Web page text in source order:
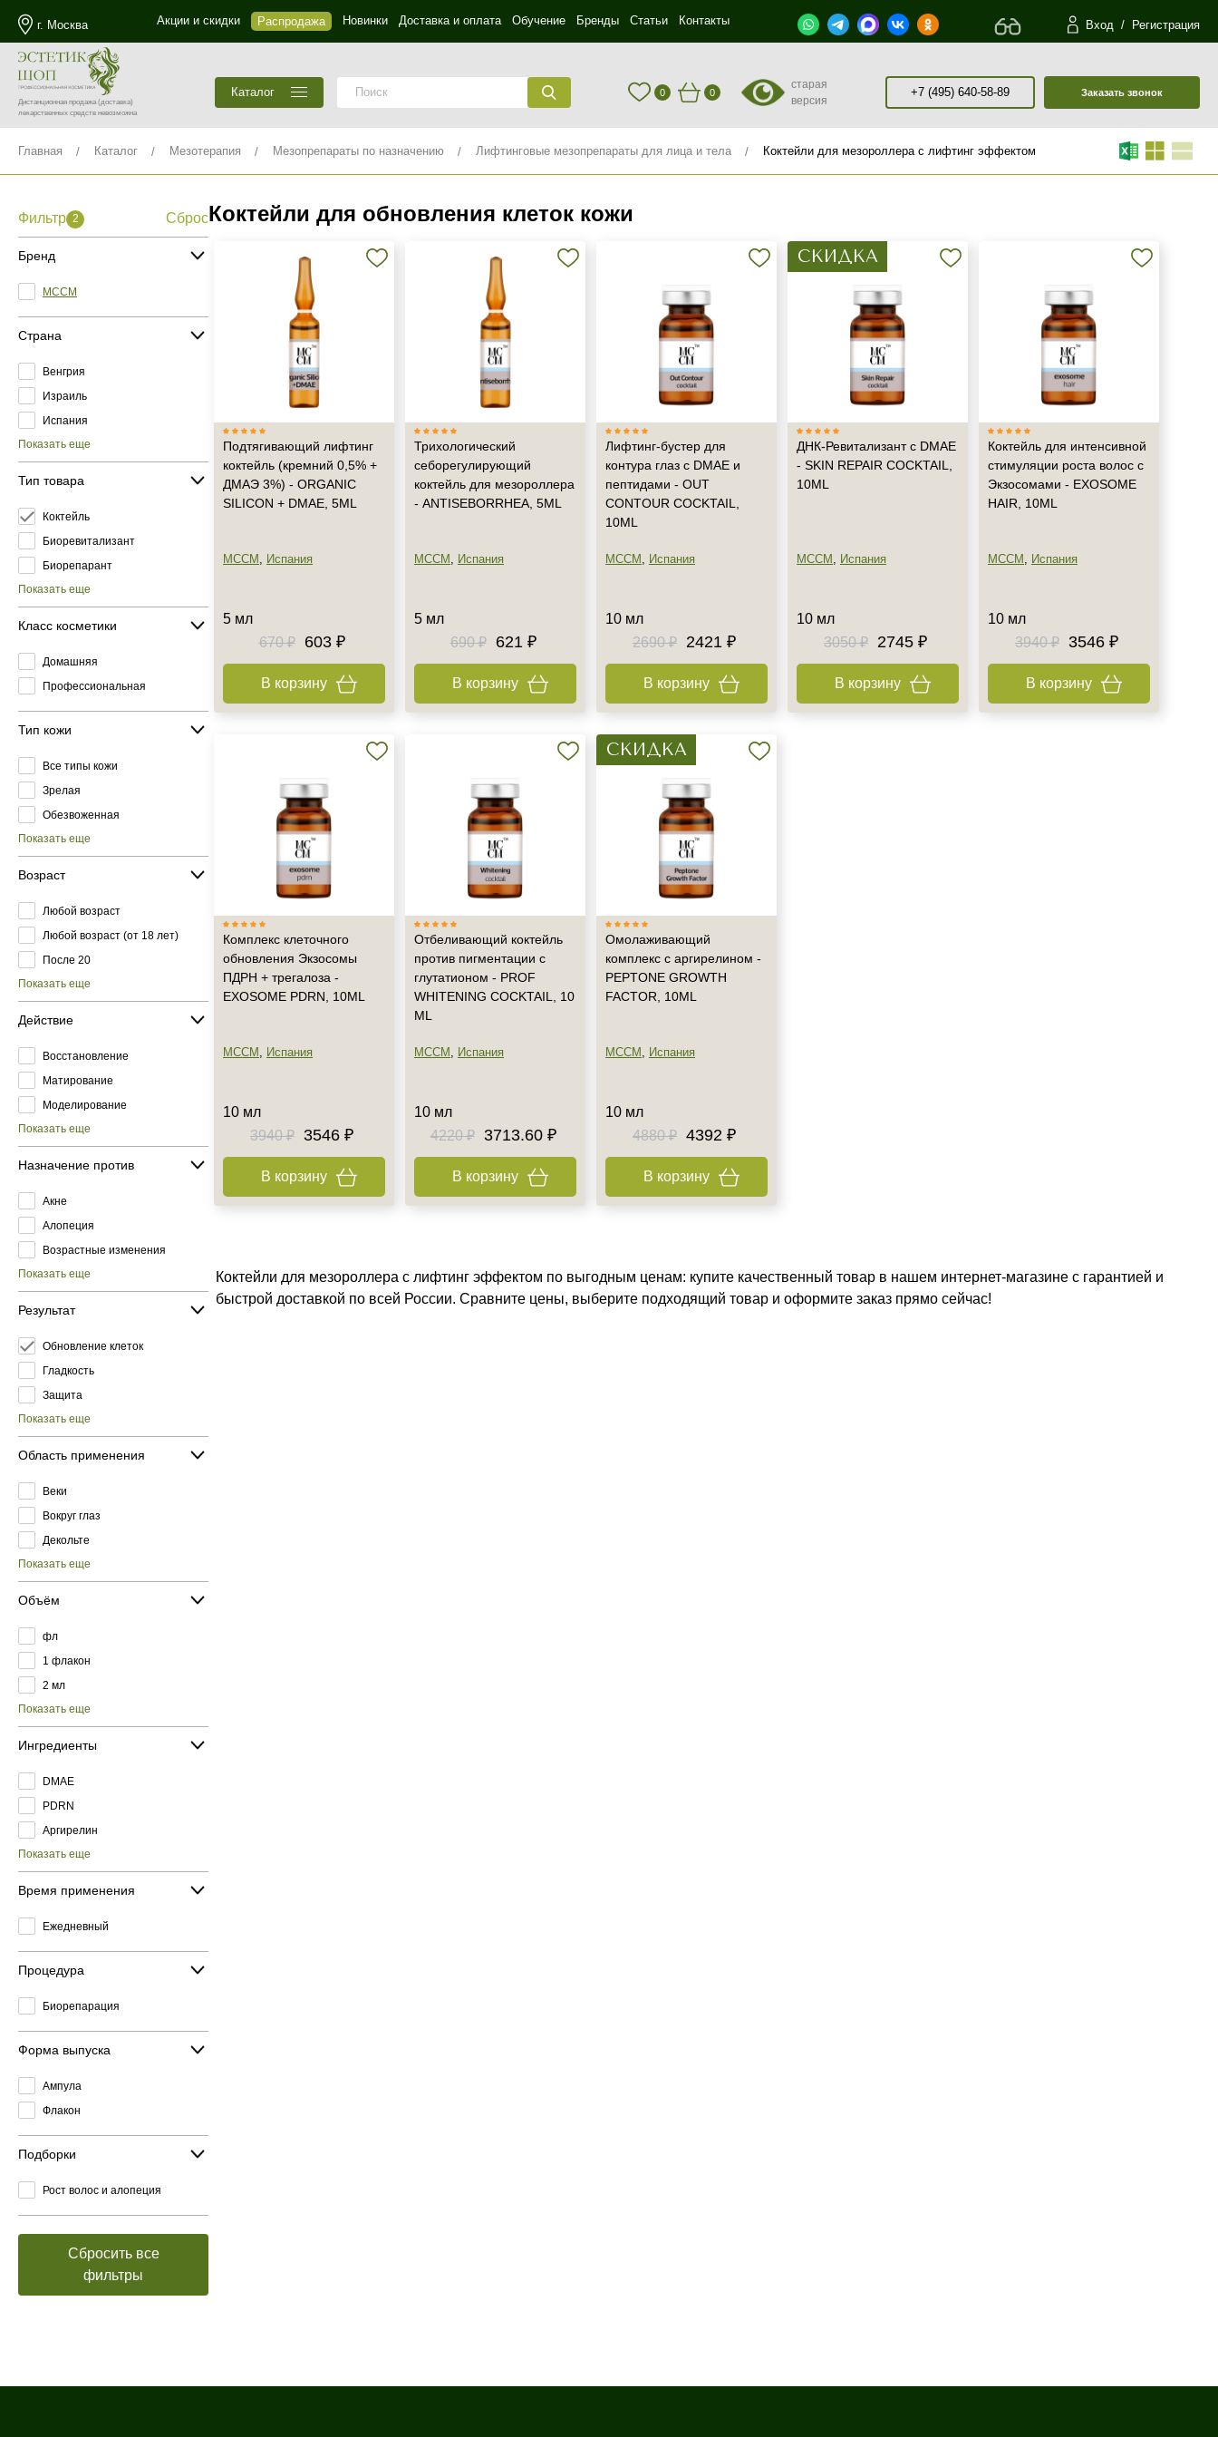
г. Москва Акции и скидки Распродажа Новинки Доставка и оплата Обучение Бренды Статьи Контакты Вход / Регистрация
Дистанционная продажа(доставка)
лекарственных средств невозможна
Каталог 0 0
старая
версия
+7 (495) 640-58-89 Заказать звонок
Главная Каталог Мезотерапия Мезопрепараты по назначению Лифтинговые мезопрепараты для лица и тела Коктейли для мезороллера с лифтинг эффектом
Фильтр 2 Сброс
Бренд
MCCM
Страна
Венгрия
Израиль
Испания
Показать еще
Тип товара
Коктейль
Биоревитализант
Биорепарант
Показать еще
Класс косметики
Домашняя
Профессиональная
Тип кожи
Все типы кожи
Зрелая
Обезвоженная
Показать еще
Возраст
Любой возраст
Любой возраст (от 18 лет)
После 20
Показать еще
Действие
Восстановление
Матирование
Моделирование
Показать еще
Назначение против
Акне
Алопеция
Возрастные изменения
Показать еще
Результат
Обновление клеток
Гладкость
Защита
Показать еще
Область применения
Веки
Вокруг глаз
Декольте
Показать еще
Объём
фл
1 флакон
2 мл
Показать еще
Ингредиенты
DMAE
PDRN
Аргирелин
Показать еще
Время применения
Ежедневный
Процедура
Биорепарация
Форма выпуска
Ампула
Флакон
Подборки
Рост волос и алопеция
Сбросить все
фильтры
Коктейли для обновления клеток кожи
Подтягивающий лифтинг
коктейль (кремний 0,5% +
ДМАЭ 3%) - ORGANIC
SILICON + DMAE, 5ML
MCCM , Испания
5 мл
670 ₽
603 ₽
В корзину
Трихологический
себорегулирующий
коктейль для мезороллера
- ANTISEBORRHEA, 5ML
MCCM , Испания
5 мл
690 ₽
621 ₽
В корзину
Лифтинг-бустер для
контура глаз с DMAE и
пептидами - OUT
CONTOUR COCKTAIL,
10ML
MCCM , Испания
10 мл
2690 ₽
2421 ₽
В корзину
СКИДКА
ДНК-Ревитализант с DMAE
- SKIN REPAIR COCKTAIL,
10ML
MCCM , Испания
10 мл
3050 ₽
2745 ₽
В корзину
Коктейль для интенсивной
стимуляции роста волос с
Экзосомами - EXOSOME
HAIR, 10ML
MCCM , Испания
10 мл
3940 ₽
3546 ₽
В корзину
Комплекс клеточного
обновления Экзосомы
ПДРН + трегалоза -
EXOSOME PDRN, 10ML
MCCM , Испания
10 мл
3940 ₽
3546 ₽
В корзину
Отбеливающий коктейль
против пигментации с
глутатионом - PROF
WHITENING COCKTAIL, 10
ML
MCCM , Испания
10 мл
4220 ₽
3713.60 ₽
В корзину
СКИДКА
Омолаживающий
комплекс с аргирелином -
PEPTONE GROWTH
FACTOR, 10ML
MCCM , Испания
10 мл
4880 ₽ 4392 ₽
В корзину
Коктейли для мезороллера с лифтинг эффектом по выгодным ценам: купите качественный товар в нашем интернет-магазине с гарантией и
быстрой доставкой по всей России. Сравните цены, выберите подходящий товар и оформите заказ прямо сейчас!